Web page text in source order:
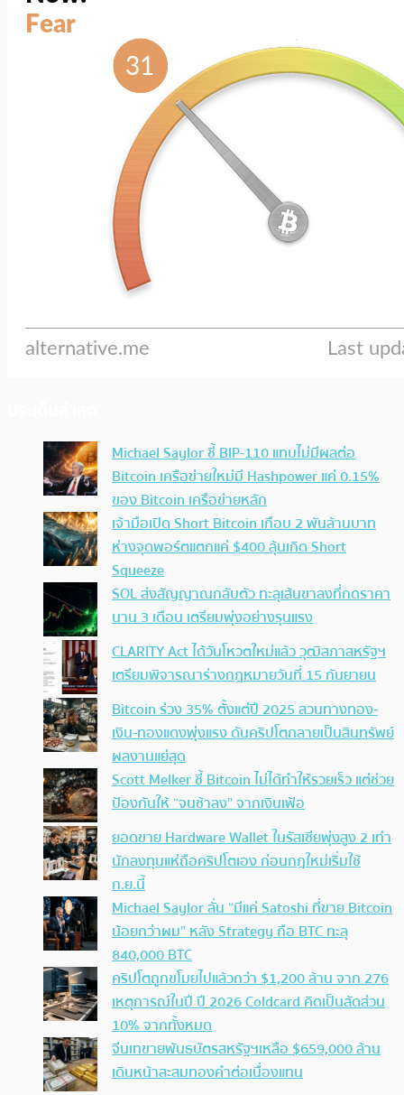
Michael Saylor ชี้ BIP-110 แทบไม่มีผลต่อ
Bitcoin เครือข่ายใหม่มี Hashpower แค่ 0.15%
ของ Bitcoin เครือข่ายหลัก
เจ้ามือเปิด Short Bitcoin เกือบ 2 พันล้านบาท
ห่างจุดพอร์ตแตกแค่ $400 ลุ้นเกิด Short
Squeeze
SOL ส่งสัญญาณกลับตัว ทะลุเส้นขาลงที่กดราคา
นาน 3 เดือน เตรียมพุ่งอย่างรุนแรง
CLARITY Act ได้วันโหวตใหม่แล้ว วุฒิสภาสหรัฐฯ
เตรียมพิจารณาร่างกฎหมายวันที่ 15 กันยายน
Bitcoin ร่วง 35% ตั้งแต่ปี 2025 สวนทางทอง-
เงิน-ทองแดงพุ่งแรง ดันคริปโตกลายเป็นสินทรัพย์
ผลงานแย่สุด
Scott Melker ชี้ Bitcoin ไม่ได้ทำให้รวยเร็ว แต่ช่วย
ป้องกันให้ “จนช้าลง” จากเงินเฟ้อ
ยอดขาย Hardware Wallet ในรัสเซียพุ่งสูง 2 เท่า
นักลงทุนแห่ถือคริปโตเอง ก่อนกฎใหม่เริ่มใช้
ก.ย.นี้
Michael Saylor ลั่น “มีแค่ Satoshi ที่ขาย Bitcoin
น้อยกว่าผม” หลัง Strategy ถือ BTC ทะลุ
840,000 BTC
คริปโตถูกขโมยไปแล้วกว่า $1,200 ล้าน จาก 276
เหตุการณ์ในปี ปี 2026 Coldcard คิดเป็นสัดส่วน
10% จากทั้งหมด
จีนเทขายพันธบัตรสหรัฐฯเหลือ $659,000 ล้าน
เดินหน้าสะสมทองคำต่อเนื่องแทน